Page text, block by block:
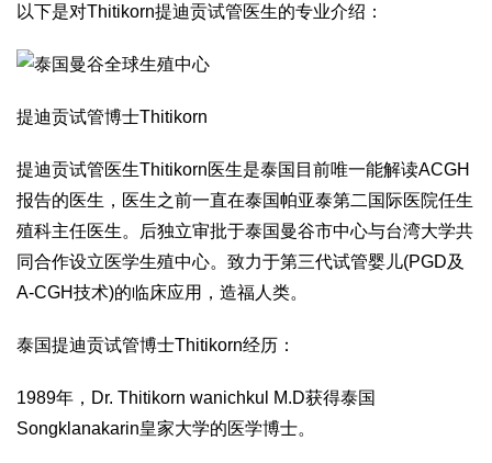
以下是对Thitikorn提迪贡试管医生的专业介绍：
提迪贡试管博士Thitikorn
提迪贡试管医生Thitikorn医生是泰国目前唯一能解读ACGH
报告的医生，医生之前一直在泰国帕亚泰第二国际医院任生
殖科主任医生。后独立审批于泰国曼谷市中心与台湾大学共
同合作设立医学生殖中心。致力于第三代试管婴儿(PGD及
A-CGH技术)的临床应用，造福人类。
泰国提迪贡试管博士Thitikorn经历：
1989年，Dr. Thitikorn wanichkul M.D获得泰国
Songklanakarin皇家大学的医学博士。